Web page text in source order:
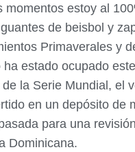
momentos estoy al
de beisbol y
Primaverales y
ha estado ocupado
la Serie Mundial, el
en un depósito de
para una
Dominicana.